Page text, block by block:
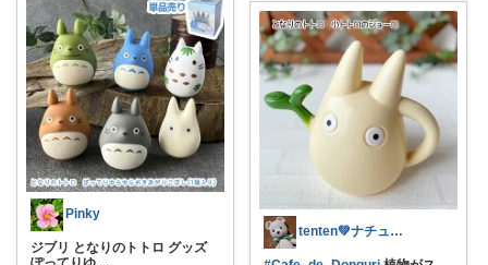
Pinky
ジブリ となりのトトロ グッズ
tenten💚ナチュラルライフ